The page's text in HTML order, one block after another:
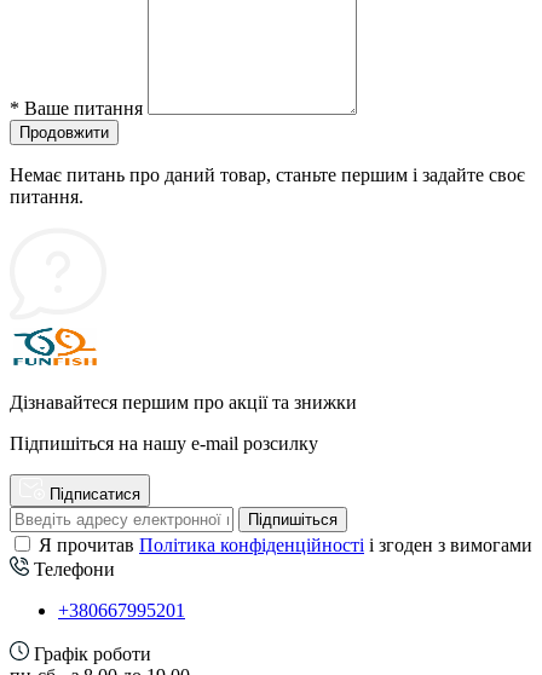
* Ваше питання
Продовжити
Немає питань про даний товар, станьте першим і задайте своє
питання.
Дізнавайтеся першим про акції та знижки
Підпишіться на нашу e-mail розсилку
Підписатися
Підпишіться
Я прочитав Політика конфіденційності і згоден з вимогами
Телефони
+380667995201
Графік роботи